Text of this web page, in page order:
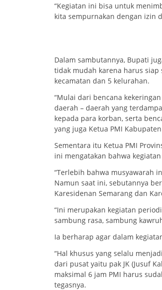
“Kegiatan ini bisa untuk
kita sempurnakan dengan izin
Dalam sambutannya, Bupati
tidak mudah karena harus siap
kecamatan dan 5 kelurahan.
“Mulai dari bencana
daerah – daerah yang
kepada para korban, serta
yang juga Ketua PMI
Sementara itu Ketua PMI
ini mengatakan bahwa
“Terlebih bahwa musyawarah
Namun saat ini, sebutannya
Karesidenan Semarang dan
“Ini merupakan kegiatan
sambung rasa, sambung
Ia berharap agar dalam
“Hal khusus yang selalu
dari pusat yaitu pak JK (Jusuf
maksimal 6 jam PMI harus
tegasnya.